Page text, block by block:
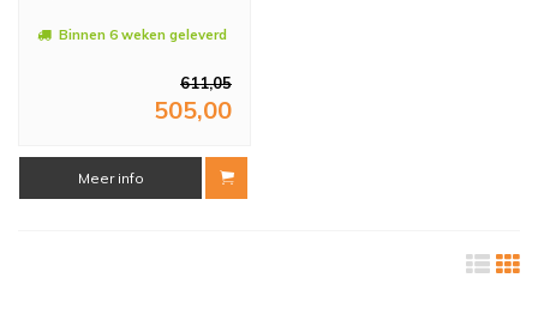
Binnen 6 weken geleverd
611,05
505,00
Meer info